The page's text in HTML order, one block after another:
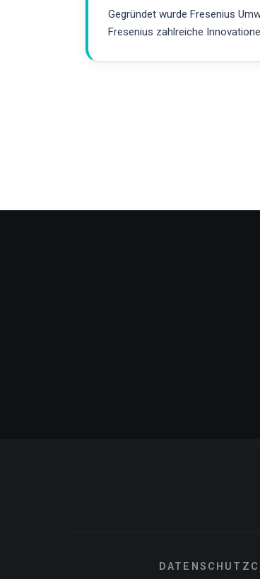
Gegründet wurde Fresenius
Fresenius zahlreiche
DATENSCHUTZ